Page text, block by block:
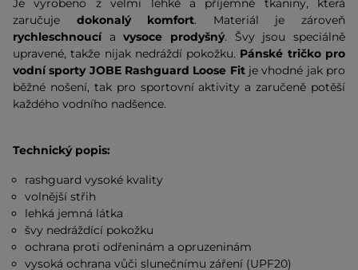
Je vyrobeno z velmi lehké a příjemné tkaniny, která
zaručuje dokonalý komfort. Materiál je zároveň
rychleschnoucíavysoce prodyšný. Švy jsou speciálně
upravené, takže nijak nedráždí pokožku. Pánské tričko pro
vodní sporty JOBE Rashguard Loose Fit je vhodné jak pro
běžné nošení, tak pro sportovní aktivity a zaručeně potěší
každého vodního nadšence.
Technický popis:
rashguard vysoké kvality
volnější střih
lehká jemná látka
švy nedráždící pokožku
ochrana proti odřeninám a opruzeninám
vysoká ochrana vůči slunečnímu záření (UPF20)